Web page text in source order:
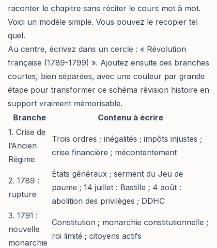
raconter le chapitre sans réciter le cours mot à mot.
Voici un modèle simple. Vous pouvez le recopier tel
quel.
Au centre, écrivez dans un cercle : « Révolution
française (1789-1799) ». Ajoutez ensuite des branches
courtes, bien séparées, avec une couleur par grande
étape pour transformer ce schéma révision histoire en
support vraiment mémorisable.
Branche
Contenu à écrire
1. Crise de
l’Ancien
Régime
Trois ordres ; inégalités ; impôts injustes ;
crise financière ; mécontentement
2. 1789 :
rupture
États généraux ; serment du Jeu de
paume ; 14 juillet : Bastille ; 4 août :
abolition des privilèges ; DDHC
3. 1791 :
nouvelle
monarchie
Constitution ; monarchie constitutionnelle ;
roi limité ; citoyens actifs